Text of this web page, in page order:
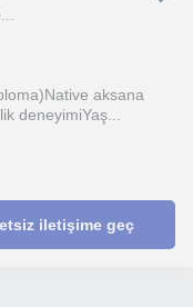
aksana
deneyimiYaş...
iletişime geç